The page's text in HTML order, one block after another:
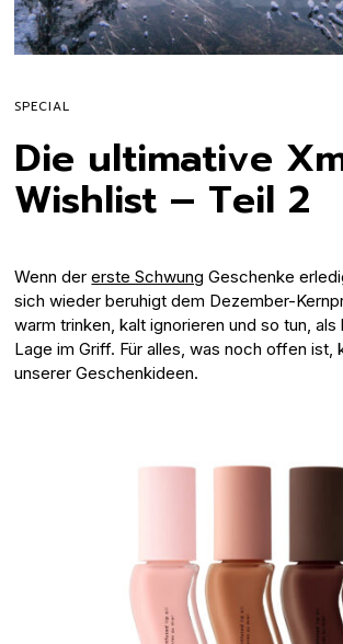
SPECIAL
Die ultimative
Wishlist – Teil 2
Wenn dererste Schwung Geschenke
sich wieder beruhigt dem Dezember-
warm trinken, kalt ignorieren und so tun, als
Lage im Griff. Für alles, was noch offen ist,
unserer Geschenkideen.